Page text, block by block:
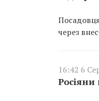
через
16:42 6